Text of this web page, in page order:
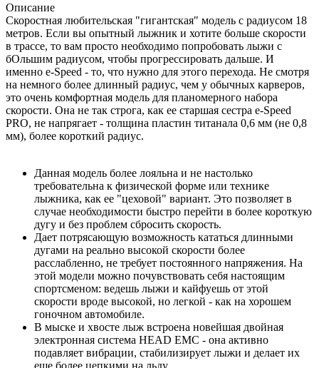
Описание
Скоростная любительская "гигантская" модель с радиусом 18
метров. Если вы опытный лыжник и хотите больше скорости
в трассе, то вам просто необходимо попробовать лыжи с
бОльшим радиусом, чтобы прогрессировать дальше. И
именно e-Speed - то, что нужно для этого перехода. Не смотря
на немного более длинный радиус, чем у обычных карверов,
это очень комфортная модель для планомерного набора
скорости. Она не так строга, как ее старшая сестра e-Speed
PRO, не напрягает - толщина пластин титанала 0,6 мм (не 0,8
мм), более короткий радиус.
Данная модель более лояльна и не настолько
требовательна к физической форме или технике
лыжника, как ее "цеховой" вариант. Это позволяет в
случае необходимости быстро перейти в более короткую
дугу и без проблем сбросить скорость.
Дает потрясающую возможность кататься длинными
дугами на реально высокой скорости более
расслабленно, не требует постоянного напряжения. На
этой модели можно почувствовать себя настоящим
спортсменом: ведешь лыжи и кайфуешь от этой
скорости вроде высокой, но легкой - как на хорошем
гоночном автомобиле.
В мыске и хвосте лыж встроена новейшая двойная
электронная система HEAD EMC - она активно
подавляет вибрации, стабилизирует лыжи и делает их
еще более цепкими на льду.